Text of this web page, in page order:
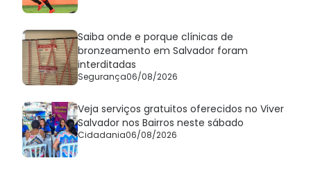
Saiba onde e porque clínicas de
bronzeamento em Salvador foram
interditadas
Segurança06/08/2026
Veja serviços gratuitos oferecidos no Viver
Salvador nos Bairros neste sábado
Cidadania06/08/2026